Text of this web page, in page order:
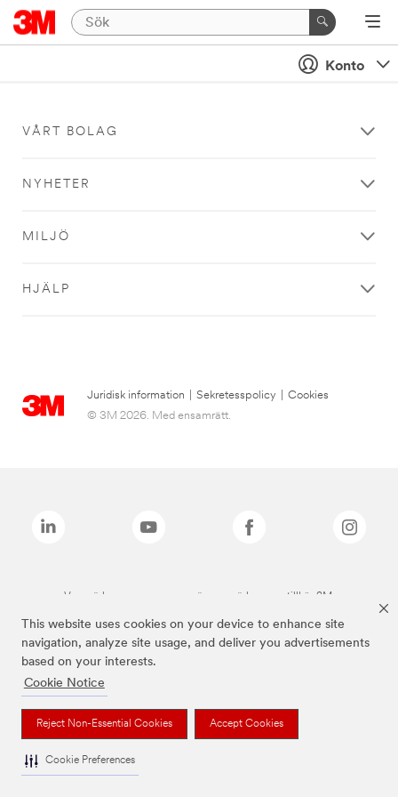
This website uses cookies on your device to enhance site
navigation, analyze site usage, and deliver you advertisements
based on your interests.
Cookie Notice
Reject Non-Essential Cookies Accept Cookies
Cookie Preferences
Konto
VÅRT BOLAG
NYHETER
MILJÖ
HJÄLP
Juridisk information Sekretesspolicy
Cookies
© 3M 2026. Med ensamrätt.
Varumärken som anges ovan är varumärken som tillhör 3M.